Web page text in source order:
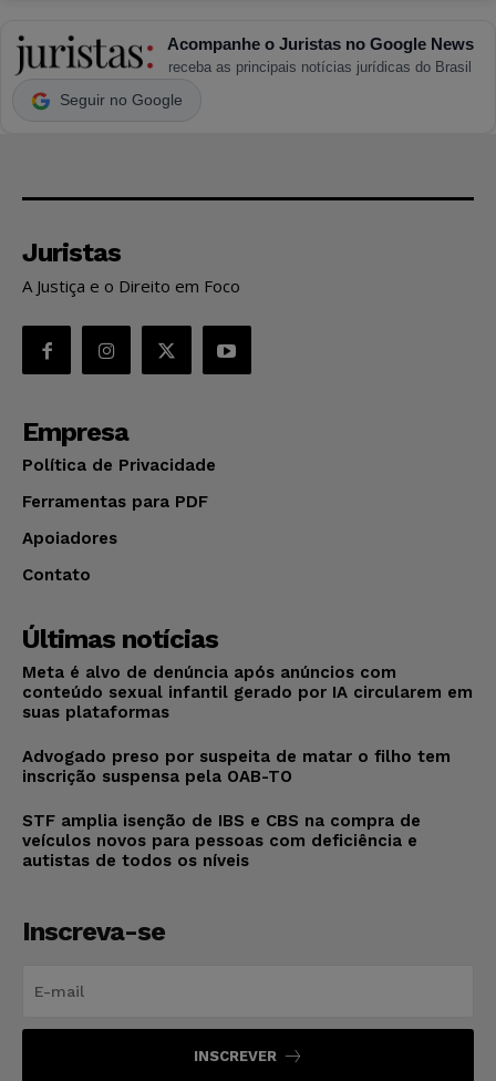
Acompanhe o Juristas no Google News
receba as principais notícias jurídicas do Brasil
Seguir no Google
Juristas
A Justiça e o Direito em Foco
Empresa
Política de Privacidade
Ferramentas para PDF
Apoiadores
Contato
Últimas notícias
Meta é alvo de denúncia após anúncios com
conteúdo sexual infantil gerado por IA circularem em
suas plataformas
Advogado preso por suspeita de matar o filho tem
inscrição suspensa pela OAB-TO
STF amplia isenção de IBS e CBS na compra de
veículos novos para pessoas com deficiência e
autistas de todos os níveis
Inscreva-se
INSCREVER